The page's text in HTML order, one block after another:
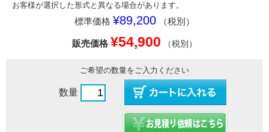
お客様が選択した形式と異なる場合があります。
標準価格 ¥89,200 （税別）
販売価格 ¥54,900 （税別）
ご希望の数量をご入力ください
数量